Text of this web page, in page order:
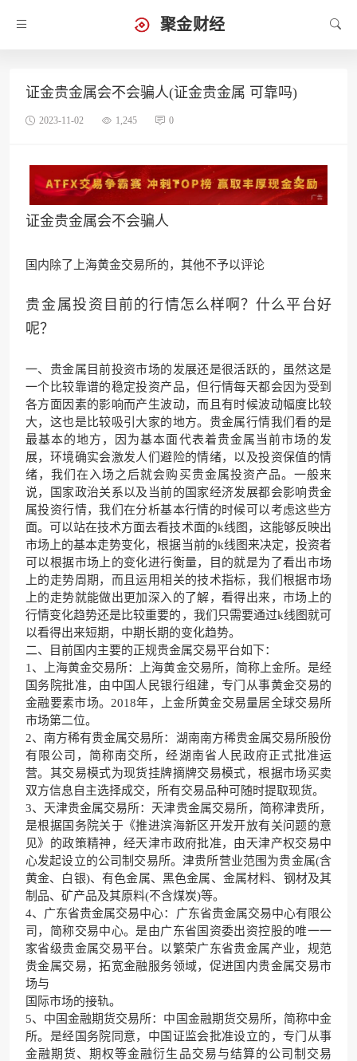
聚金财经
证金贵金属会不会骗人(证金贵金属 可靠吗)
2023-11-02 1,245 0
证金贵金属会不会骗人
国内除了上海黄金交易所的，其他不予以评论
贵‌金‌属投‌资目前的行情怎么样啊？什么平‌台好
呢？
一、贵金属目前投资市场的发展还是很活跃的，虽然这是
一个比较靠谱的稳定投资产品，但行情每天都会因为受到
各方面因素的影响而产生波动，而且有时候波动幅度比较
大，这也是比较吸引大家的地方。贵金属行情我们看的是
最基本的地方，因为基本面代表着贵金属当前市场的发
展，环境确实会激发人们避险的情绪，以及投资保值的情
绪，我们在入场之后就会购买贵金属投资产品。一般来
说，国家政治关系以及当前的国家经济发展都会影响贵金
属投资行情，我们在分析基本行情的时候可以考虑这些方
面。可以站在技术方面去看技术面的k线图，这能够反映出
市场上的基本走势变化，根据当前的k线图来决定，投资者
可以根据市场上的变化进行衡量，目的就是为了看出市场
上的走势周期，而且运用相关的技术指标，我们根据市场
上的走势就能做出更加深入的了解，看得出来，市场上的
行情变化趋势还是比较重要的，我们只需要通过k线图就可
以看得出来短期，中期长期的变化趋势。
二、目前国内主要的正规贵金属交易平台如下：
1、上海黄金交易所：上海黄金交易所，简称上金所。是经
国务院批准，由中国人民银行组建，专门从事黄金交易的
金融要素市场。2018年，上金所黄金交易量居全球交易所
市场第二位。
2、南方稀有贵金属交易所：湖南南方稀贵金属交易所股份
有限公司，简称南交所，经湖南省人民政府正式批准运
营。其交易模式为现货挂牌摘牌交易模式，根据市场买卖
双方信息自主选择成交，所有交易品种可随时提取现货。
3、天津贵金属交易所：天津贵金属交易所，简称津贵所，
是根据国务院关于《推进滨海新区开发开放有关问题的意
见》的政策精神，经天津市政府批准，由天津产权交易中
心发起设立的公司制交易所。津贵所营业范围为贵金属(含
黄金、白银)、有色金属、黑色金属、金属材料、钢材及其
制品、矿产品及其原料(不含煤炭)等。
4、广东省贵金属交易中心：广东省贵金属交易中心有限公
司，简称交易中心。是由广东省国资委出资控股的唯一一
家省级贵金属交易平台。以繁荣广东省贵金属产业，规范
贵金属交易，拓宽金融服务领域，促进国内贵金属交易市
场与
国际市场的接轨。
5、中国金融期货交易所：中国金融期货交易所，简称中金
所。是经国务院同意，中国证监会批准设立的，专门从事
金融期货、期权等金融衍生品交易与结算的公司制交易